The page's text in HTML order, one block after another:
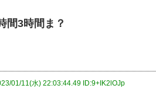
間3時間ま？
01/11(水) 22:03:44.49 ID:9+IK2lOJp